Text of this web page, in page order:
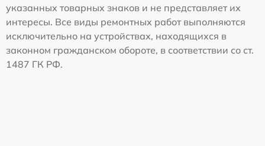
указанных товарных знаков и не представляет их
интересы. Все виды ремонтных работ выполняются
исключительно на устройствах, находящихся в
законном гражданском обороте, в соответствии со ст.
1487 ГК РФ.